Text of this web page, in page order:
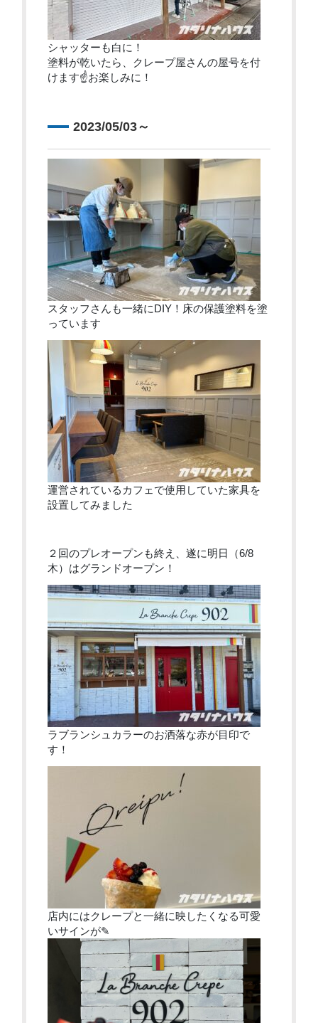
シャッターも白に！
塗料が乾いたら、クレープ屋さんの屋号を付
けます☝お楽しみに！
2023/05/03～
スタッフさんも一緒にDIY！床の保護塗料を塗
っています
運営されているカフェで使用していた家具を
設置してみました
２回のプレオープンも終え、遂に明日（6/8
木）はグランドオープン！
ラブランシュカラーのお洒落な赤が目印で
す！
店内にはクレープと一緒に映したくなる可愛
いサインが✎